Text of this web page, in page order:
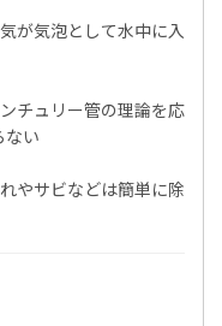
が気泡として水中に入
チュリー管の理論を応
ない
やサビなどは簡単に除